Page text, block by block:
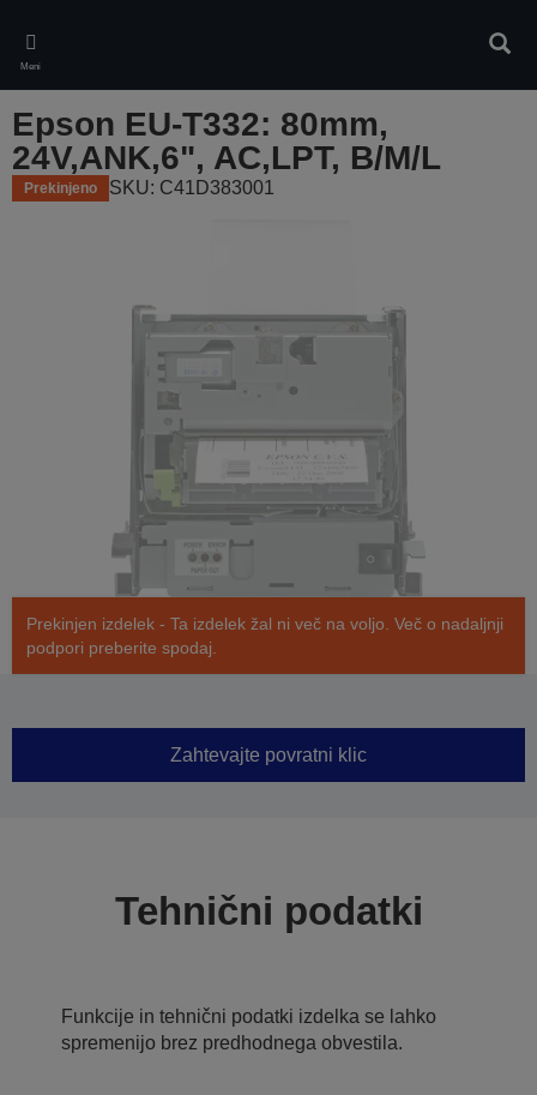
main
content
Meni
Epson EU-T332: 80mm,
24V,ANK,6", AC,LPT, B/M/L
Prekinjeno SKU: C41D383001
Prekinjen izdelek - Ta izdelek žal ni več na voljo. Več o nadaljnji
podpori preberite spodaj.
Zahtevajte povratni klic
Tehnični podatki
Funkcije in tehnični podatki izdelka se lahko
spremenijo brez predhodnega obvestila.